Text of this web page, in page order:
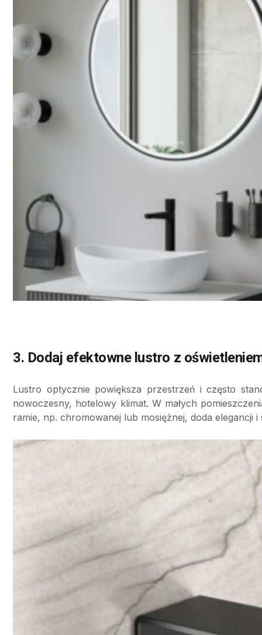
3. Dodaj efektowne lustro z
Lustro optycznie powiększa przestrzeń i często
nowoczesny, hotelowy klimat. W małych
ramie, np. chromowanej lub mosiężnej, doda elegancji